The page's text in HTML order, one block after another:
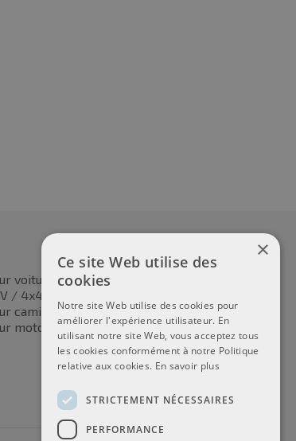
voitures
/ 4x4
camionnettes
motos
×
Ce site Web utilise des
cookies
Notre site Web utilise des cookies pour
améliorer l'expérience utilisateur. En
utilisant notre site Web, vous acceptez tous
les cookies conformément à notre Politique
relative aux cookies. En savoir plus
STRICTEMENT NÉCESSAIRES
PERFORMANCE